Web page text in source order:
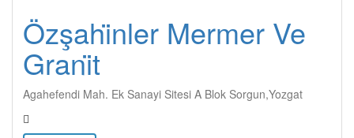
Özşahi̇nler Mermer Ve
Grani̇t
Agahefendi Mah. Ek Sanayi Sitesi A Blok Sorgun,Yozgat